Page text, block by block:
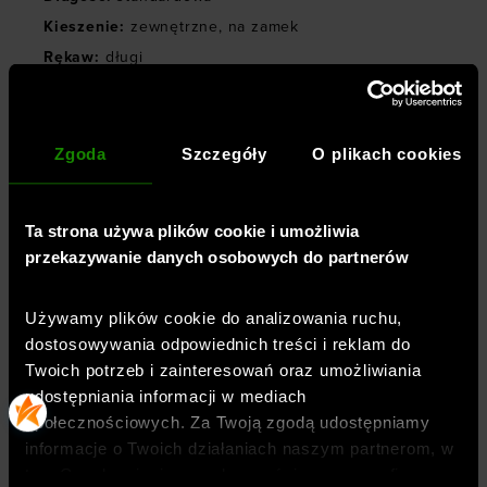
Zgoda Szczegóły O plikach cookies
Ta strona używa plików cookie i umożliwia
przekazywanie danych osobowych do partnerów
Używamy plików cookie do analizowania ruchu,
dostosowywania odpowiednich treści i reklam do
Twoich potrzeb i zainteresowań oraz umożliwiania
udostępniania informacji w mediach
społecznościowych. Za Twoją zgodą udostępniamy
informacje o Twoich działaniach naszym partnerom, w
Kieszenie: zewnętrzne, na zamek
Rękaw: długi
materiał syntetyczny
Kaptur:
bez kaptura
Rodzaj zapięcia
wodoodporna,wiatroodporna, szybkoschnąca
hydrofobowa impregnacja,filtr UV
przejściowa,wiatrówka techniczna,
przeciwdeszowa
Materiał główny: 55% elasterell, 45% poliester
Symbol: 6003087-465